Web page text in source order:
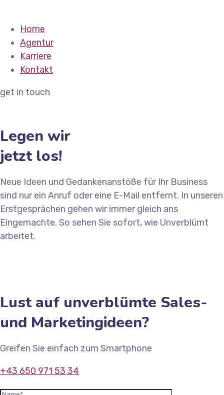
Home
Agentur
Karriere
Kontakt
get in touch
Legen wir
jetzt los!
Neue Ideen und Gedankenanstöße für Ihr Business
sind nur ein Anruf oder eine E-Mail entfernt. In unseren
Erstgesprächen gehen wir immer gleich ans
Eingemachte. So sehen Sie sofort, wie Unverblümt
arbeitet.
Lust auf unverblümte Sales-
und Marketingideen?
Greifen Sie einfach zum Smartphone
+43 650 971 53 34